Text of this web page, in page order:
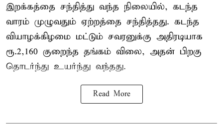
இறக்கத்தை சந்தித்து வந்த நிலையில், கடந்த
வாரம் முழுவதும் ஏற்றத்தை சந்தித்தது. கடந்த
வியாழக்கிழமை மட்டும் சவரனுக்கு அதிரடியாக
ரூ.2,160 குறைந்த தங்கம் விலை, அதன் பிறகு
தொடர்ந்து உயர்ந்து வந்தது.
Read More